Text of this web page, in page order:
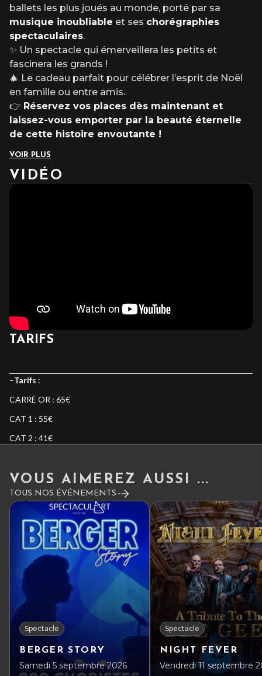
ballets les plus joués au monde, porté par sa
musique inoubliable et ses chorégraphies
spectaculaires.
✨ Un spectacle qui émerveillera les petits et
fascinera les grands !
🎄 Le cadeau parfait pour célébrer l’esprit de Noël
en famille ou entre amis.
👉 Réservez vos places dès maintenant et
laissez-vous emporter par la beauté éternelle
de cette histoire envoutante !
VOIR PLUS
VIDÉO
TARIFS
–Tarifs :
CARRÉ OR : 65€
CAT 1 : 55€
CAT 2 : 41€
VOUS AIMEREZ AUSSI ...
TOUS NOS ÉVÉNEMENTS
Spectacle
BERGER STORY
Samedi 5 septembre 2026
Spectacle
NIGHT FEVER
Vendredi 11 septembre